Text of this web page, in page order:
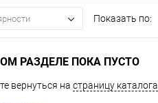
Показать по:
РАЗДЕЛЕ ПОКА ПУСТО
вернуться на страницу каталога